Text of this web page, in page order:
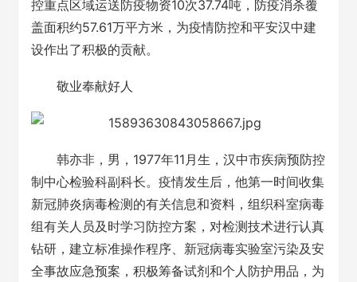
控重点区域运送防疫物资10次37.74吨，防疫消杀覆
盖面积约57.61万平方米，为疫情防控和平安汉中建
设作出了积极的贡献。
敬业奉献好人
韩亦非，男，1977年11月生，汉中市疾病预防控
制中心检验科副科长。疫情发生后，他第一时间收集
新冠肺炎病毒检测的有关信息和资料，组织科室病毒
组有关人员及时学习防控方案，对检测技术进行认真
钻研，建立标准操作程序、新冠病毒实验室污染及安
全事故应急预案，积极筹备试剂和个人防护用品，为